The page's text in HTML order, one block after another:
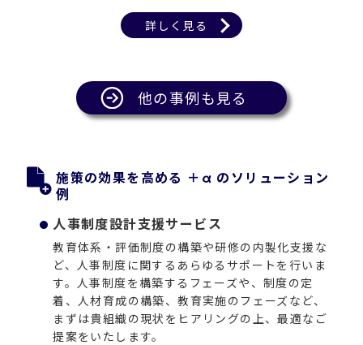
詳しく見る
他の事例も見る
施策の効果を高める ＋α のソリューション
例
人事制度設計支援サービス
教育体系・評価制度の構築や研修の内製化支援な
ど、人事制度に関するあらゆるサポートを行いま
す。人事制度を構築するフェーズや、制度の定
着、人材育成の構築、教育実施のフェーズなど、
まずは貴組織の現状をヒアリングの上、最適なご
提案をいたします。